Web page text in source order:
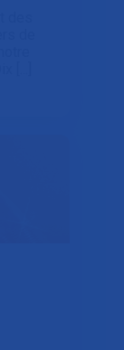
de
[...]